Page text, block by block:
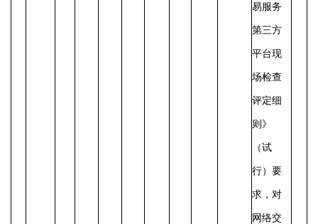
易服务
第三方
平台现
场检查
评定细
则》
（试
行）要
求，对
网络交